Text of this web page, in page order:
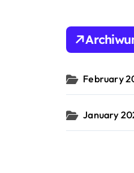
February
January